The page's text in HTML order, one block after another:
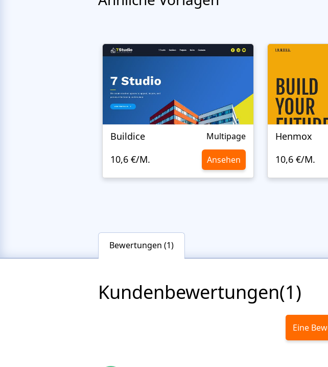
Buildice Multipage
10,6 €/M. Ansehen
Henmox
10,6 €/M.
Bewertungen (1)
Kundenbewertungen(1)
Eine